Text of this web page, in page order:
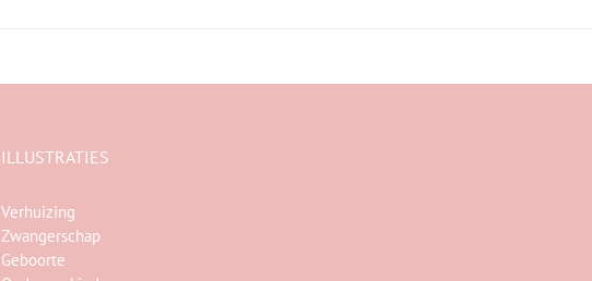
ILLUSTRATIES
Verhuizing
Zwangerschap
Geboorte